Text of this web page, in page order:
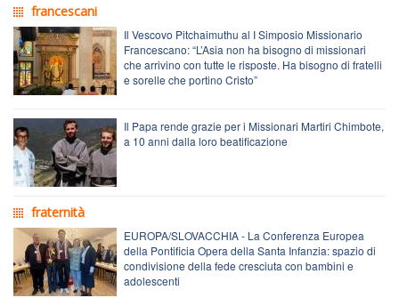
francescani
Il Vescovo Pitchaimuthu al I Simposio Missionario
Francescano: “L’Asia non ha bisogno di missionari
che arrivino con tutte le risposte. Ha bisogno di fratelli
e sorelle che portino Cristo”
Il Papa rende grazie per i Missionari Martiri Chimbote,
a 10 anni dalla loro beatificazione
fraternità
EUROPA/SLOVACCHIA - La Conferenza Europea
della Pontificia Opera della Santa Infanzia: spazio di
condivisione della fede cresciuta con bambini e
adolescenti